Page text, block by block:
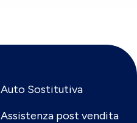
Auto Sostitutiva
Assistenza post vendita